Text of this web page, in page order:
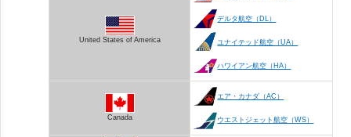
United States of America
デルタ航空（DL）
ユナイテッド航空（UA）
ハワイアン航空（HA）
Canada
エア・カナダ（AC）
ウエストジェット航空（WS）